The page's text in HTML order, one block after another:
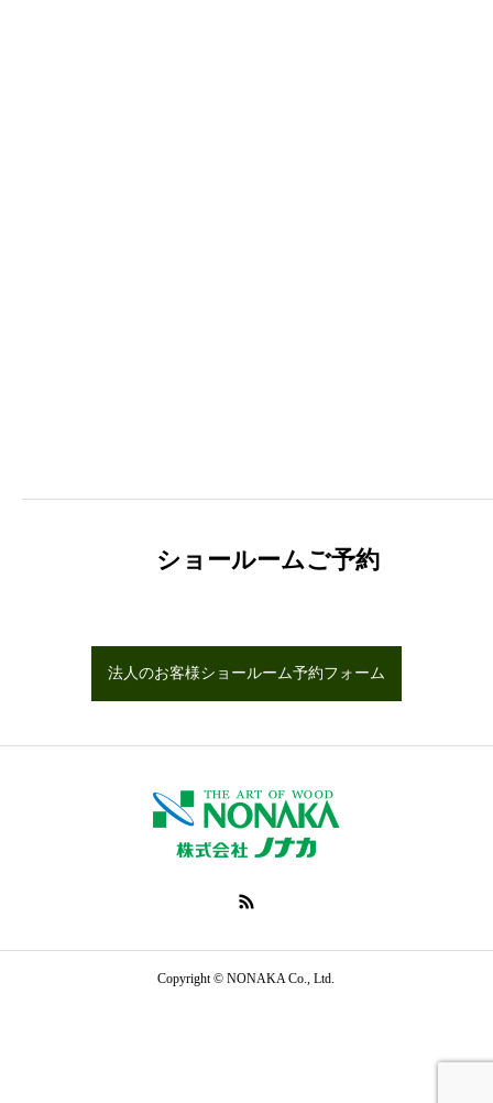
ショールームご予約
法人のお客様ショールーム予約フォーム
Copyright © NONAKA Co., Ltd.